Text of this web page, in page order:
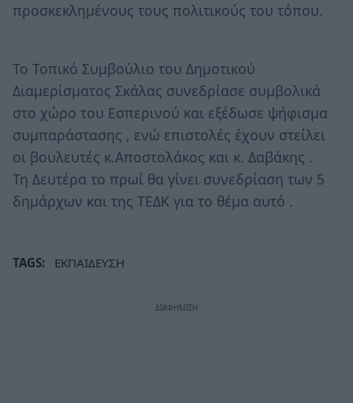
προσκεκλημένους τους πολιτικούς του τόπου.
Το Τοπικό Συμβούλιο του Δημοτικού
Διαμερίσματος Σκάλας συνεδρίασε συμβολικά
στο χώρο του Εσπερινού και εξέδωσε ψήφισμα
συμπαράστασης , ενώ επιστολές έχουν στείλει
οι βουλευτές κ.Αποστολάκος και κ. Δαβάκης .
Τη Δευτέρα το πρωί θα γίνει συνεδρίαση των 5
δημάρχων και της ΤΕΔΚ για το θέμα αυτό .
TAGS: ΕΚΠΑΙΔΕΥΣΗ